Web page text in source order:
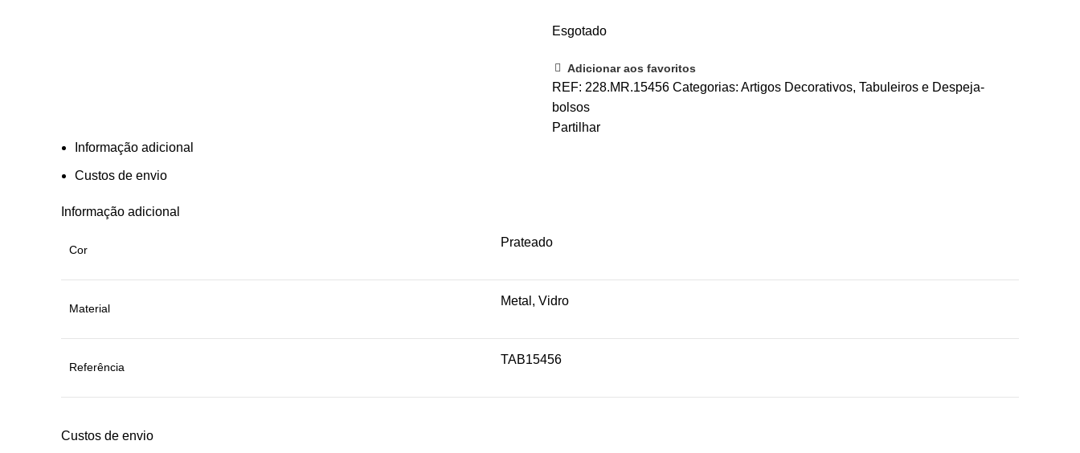
Esgotado
Adicionar aos favoritos
REF: 228.MR.15456 Categorias: Artigos Decorativos, Tabuleiros e Despeja-
bolsos
Partilhar
Informação adicional
Custos de envio
Informação adicional
Cor
Prateado
Material
Metal, Vidro
Referência
TAB15456
Custos de envio